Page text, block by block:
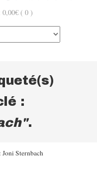
0,00€ ( 0 )
:
.
Sternbach